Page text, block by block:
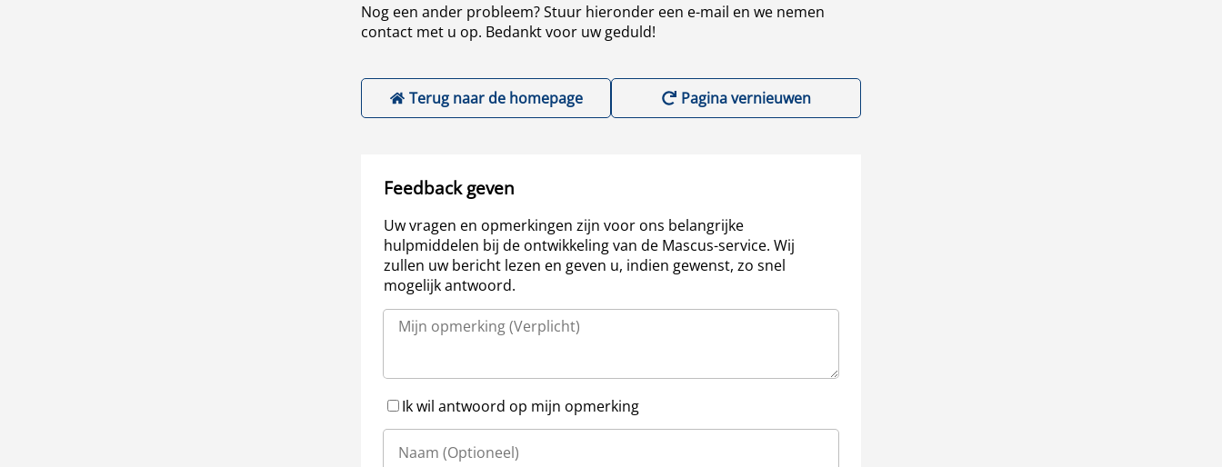
Nog een ander probleem? Stuur hieronder een e-mail en we nemen
contact met u op. Bedankt voor uw geduld!
Terug naar de homepage Pagina vernieuwen
Feedback geven
Uw vragen en opmerkingen zijn voor ons belangrijke
hulpmiddelen bij de ontwikkeling van de Mascus-service. Wij
zullen uw bericht lezen en geven u, indien gewenst, zo snel
mogelijk antwoord.
Ik wil antwoord op mijn opmerking